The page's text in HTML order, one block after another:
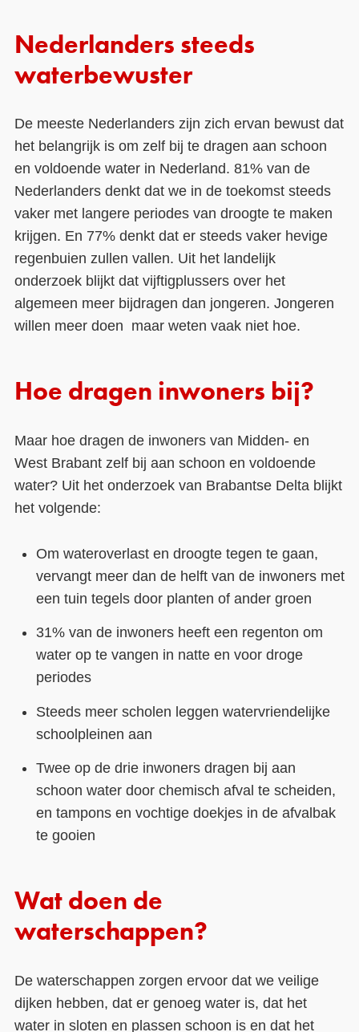
Nederlanders steeds
waterbewuster
De meeste Nederlanders zijn zich ervan bewust dat
het belangrijk is om zelf bij te dragen aan schoon
en voldoende water in Nederland. 81% van de
Nederlanders denkt dat we in de toekomst steeds
vaker met langere periodes van droogte te maken
krijgen. En 77% denkt dat er steeds vaker hevige
regenbuien zullen vallen. Uit het landelijk
onderzoek blijkt dat vijftigplussers over het
algemeen meer bijdragen dan jongeren. Jongeren
willen meer doen maar weten vaak niet hoe.
Hoe dragen inwoners bij?
Maar hoe dragen de inwoners van Midden- en
West Brabant zelf bij aan schoon en voldoende
water? Uit het onderzoek van Brabantse Delta blijkt
het volgende:
Om wateroverlast en droogte tegen te gaan,
vervangt meer dan de helft van de inwoners met
een tuin tegels door planten of ander groen
31% van de inwoners heeft een regenton om
water op te vangen in natte en voor droge
periodes
Steeds meer scholen leggen watervriendelijke
schoolpleinen aan
Twee op de drie inwoners dragen bij aan
schoon water door chemisch afval te scheiden,
en tampons en vochtige doekjes in de afvalbak
te gooien
Wat doen de
waterschappen?
De waterschappen zorgen ervoor dat we veilige
dijken hebben, dat er genoeg water is, dat het
water in sloten en plassen schoon is en dat het